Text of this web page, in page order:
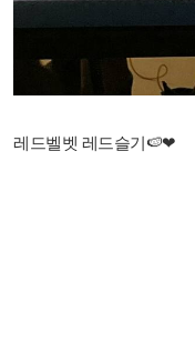
레드벨벳 레드슬기🍉❤